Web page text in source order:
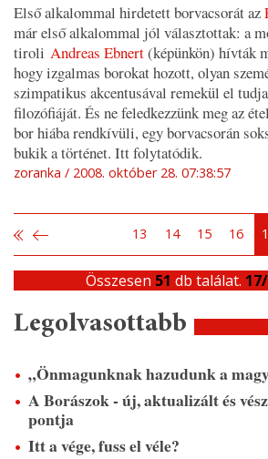
Első alkalommal hirdetett borvacsorát az
már első alkalommal jól választottak: a
tiroli Andreas Ebnert(képünkön) hívták
hogy izgalmas borokat hozott, olyan
szimpatikus akcentusával remekül el
filozófiáját. És ne feledkezzünk meg az
bor hiába rendkívüli, egy borvacsorán
bukik a történet. Itt folytatódik.
zoranka 2008. október 28. 07:38:57
13 14 15 16
Összesen 51 db találat.
Legolvasottabb
„Önmagunknak hazudunk a
A Borászok - új, aktualizált és
pontja
Itt a vége, fuss el véle?